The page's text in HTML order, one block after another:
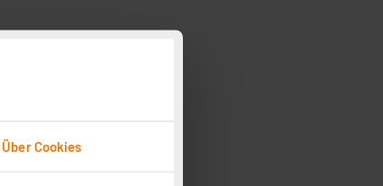
Über Cookies